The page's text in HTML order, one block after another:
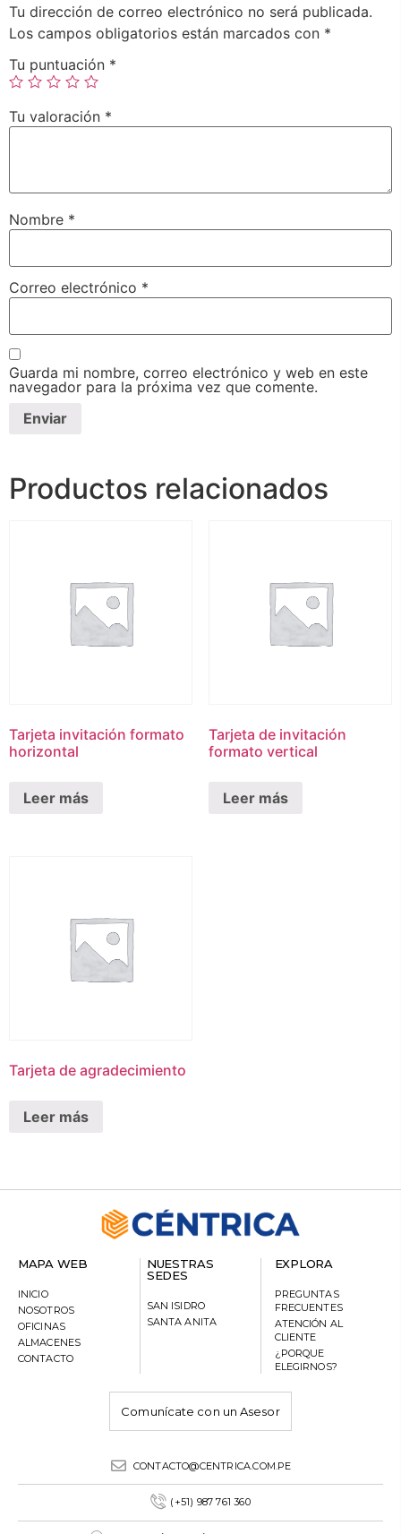
Tu dirección de correo electrónico no será publicada.
Los campos obligatorios están marcados con *
Tu puntuación *
Tu valoración *
Nombre *
Correo electrónico *
Guarda mi nombre, correo electrónico y web en este
navegador para la próxima vez que comente.
Productos relacionados
Tarjeta invitación formato
horizontal
Leer más
Tarjeta de invitación
formato vertical
Leer más
Tarjeta de agradecimiento
Leer más
MAPA WEB
INICIO
NOSOTROS
OFICINAS
ALMACENES
CONTACTO
NUESTRAS
SEDES
SAN ISIDRO
SANTA ANITA
EXPLORA
PREGUNTAS
FRECUENTES
ATENCIÓN AL
CLIENTE
¿PORQUE
ELEGIRNOS?
Comunícate con un Asesor
CONTACTO@CENTRICA.COM.PE
(+51) 987 761 360